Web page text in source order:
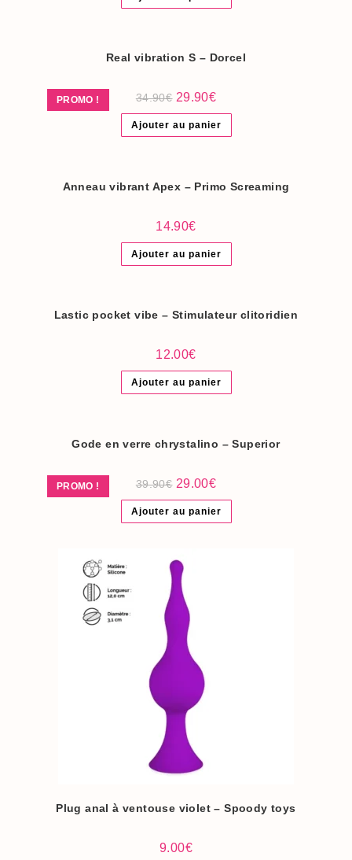
29.90€.19.90€.
PROMO !
Real vibration S – Dorcel
34.90€ Le
initial
était :
34.90€.
29.90€Le
actuel
est :
29.90€.
Ajouter au panier
Anneau vibrant Apex – Primo Screaming
14.90€
Ajouter au panier
Lastic pocket vibe – Stimulateur clitoridien
12.00€
Ajouter au panier
PROMO !
Gode en verre chrystalino – Superior
39.90€ Le
initial
était :
39.90€.
29.00€Le
actuel
est :
29.00€.
Ajouter au panier
Plug anal à ventouse violet – Spoody toys
9.00€